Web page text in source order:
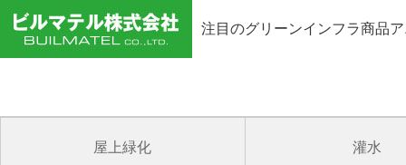
注目のグリーンインフラ商品
屋上緑化 灌水